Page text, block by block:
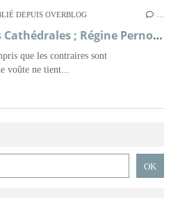
DEPUIS OVERBLOG
La Femme au Temps des Cathédrales ; Régine Pernoud
que les contraires sont
voûte ne tient...